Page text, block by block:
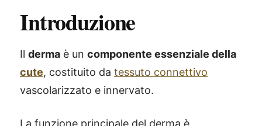
Introduzione
Il derma è un componente essenziale della
cute, costituito da tessuto connettivo
vascolarizzato e innervato.
La funzione principale del derma è